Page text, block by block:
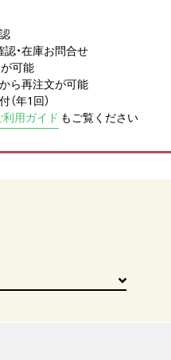
認・在庫お問合せ
が可能
ら再注文が可能
年1回）
用ガイド もご覧ください